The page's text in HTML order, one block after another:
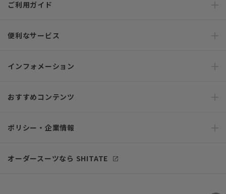
ご利用ガイド
便利なサービス
インフォメーション
おすすめコンテンツ
ポリシー・企業情報
オーダースーツなら SHITATE